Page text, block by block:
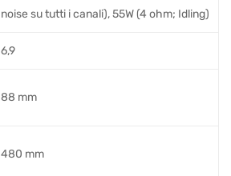
noise su tutti i canali), 55W (4 ohm; Idling)
6,9
88 mm
480 mm